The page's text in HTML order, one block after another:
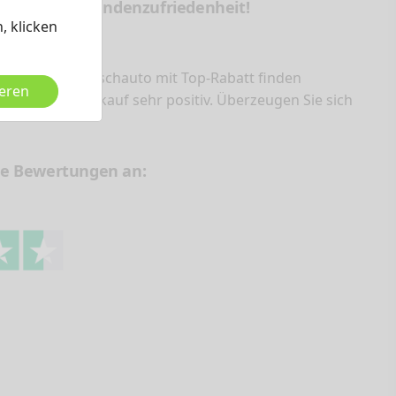
klicken
Neuwagen, keine
Reimporte
hohe Kundenzufriedenheit!
ihr Wunschauto mit Top-Rabatt finden
Neuwagenkauf sehr positiv. Überzeugen Sie sich
Bewertungen an: